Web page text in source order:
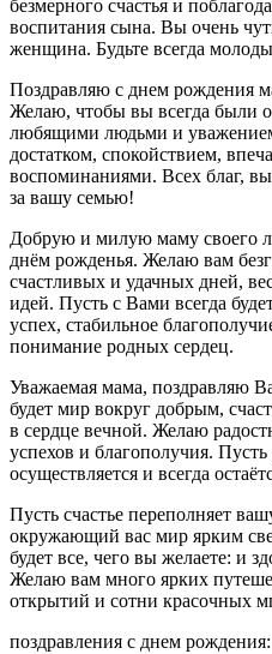
безмерного счастья и
воспитания сына. Вы очень
женщина. Будьте всегда
Поздравляю с днем рождения
Желаю, чтобы вы всегда были
любящими людьми и
достатком, спокойствием,
воспоминаниями. Всех благ,
за вашу семью!
Добрую и милую маму своего
днём рожденья. Желаю вам
счастливых и удачных дней,
идей. Пусть с Вами всегда
успех, стабильное
понимание родных сердец.
Уважаемая мама, поздравляю
будет мир вокруг добрым,
в сердце вечной. Желаю
успехов и благополучия.
осуществляется и всегда
Пусть счастье переполняет
окружающий вас мир ярким
будет все, чего вы желаете: и
Желаю вам много ярких
открытий и сотни красочных
поздравления с днем рождения: